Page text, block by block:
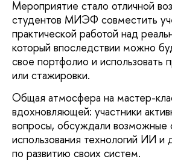
Мероприятие стало отличной
студентов МИЭФ совместить
практической работой над
который впоследствии можно
свое портфолио и использовать
или стажировки.
Общая атмосфера на мастер-
вдохновляющей: участники
вопросы, обсуждали возможные
использования технологий ИИ и
по развитию своих систем.